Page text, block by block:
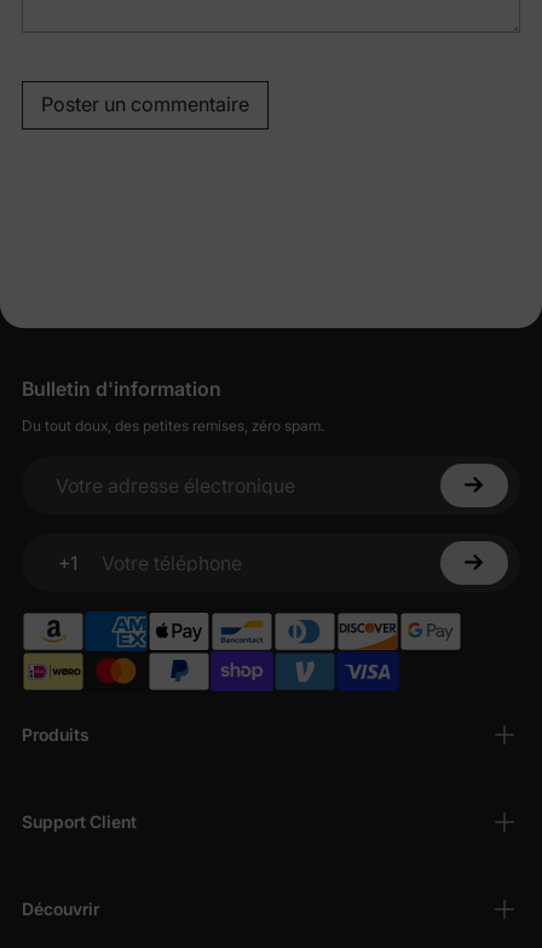
Poster un commentaire
Produits
Support Client
Découvrir
Bulletin d'information
Du tout doux, des petites remises, zéro spam.
Votre adresse électronique
+1
Votre téléphone